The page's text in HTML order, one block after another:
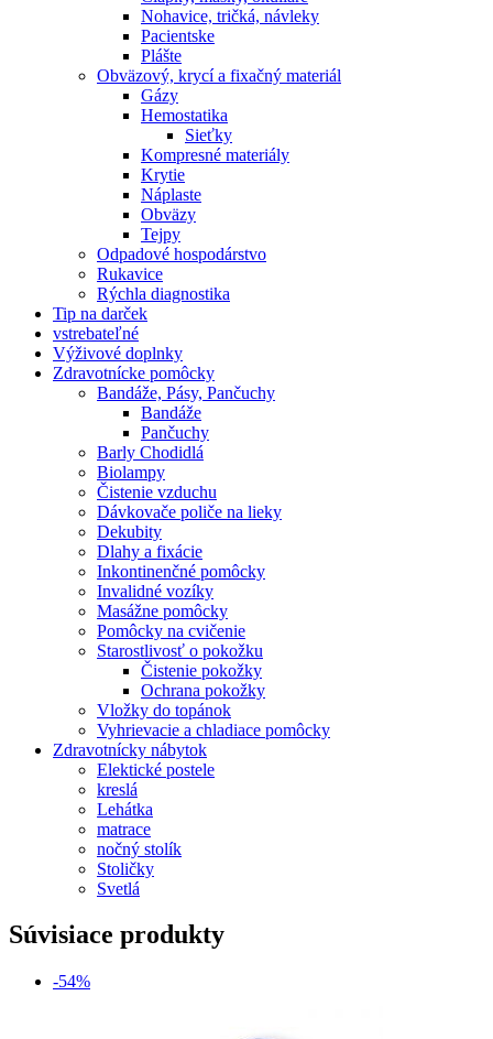
Nohavice, tričká, návleky
Pacientske
Plášte
Obväzový, krycí a fixačný materiál
Gázy
Hemostatika
Sieťky
Kompresné materiály
Krytie
Náplaste
Obväzy
Tejpy
Odpadové hospodárstvo
Rukavice
Rýchla diagnostika
Tip na darček
vstrebateľné
Výživové doplnky
Zdravotnícke pomôcky
Bandáže, Pásy, Pančuchy
Bandáže
Pančuchy
Barly Chodidlá
Biolampy
Čistenie vzduchu
Dávkovače poliče na lieky
Dekubity
Dlahy a fixácie
Inkontinenčné pomôcky
Invalidné vozíky
Masážne pomôcky
Pomôcky na cvičenie
Starostlivosť o pokožku
Čistenie pokožky
Ochrana pokožky
Vložky do topánok
Vyhrievacie a chladiace pomôcky
Zdravotnícky nábytok
Elektické postele
kreslá
Lehátka
matrace
nočný stolík
Stoličky
Svetlá
Súvisiace produkty
-54%